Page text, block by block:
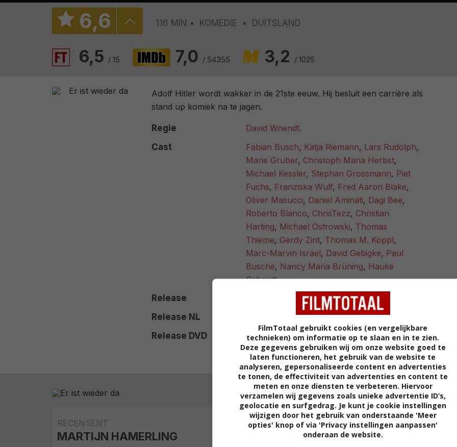
6,6 116 MIN KOMEDIE DUITSLAND
6,5 / 15 7,0 / 54355 3,2 / 1025
Adolf Hitler wordt wakker in de 21ste eeuw. Hij besluit een carrière als
stand up komiek na te jagen.
Regie David Wnendt.
Cast
Fabian Busch, Katja Riemann, Lars Rudolph,
Marie Gruber, Christoph Maria Herbst,
Michael Kessler, Stephan Grossmann, Piet
Fuchs, Franziska Wulf, Fred Aaron Blake,
Oliver Masucci, Daniel Aminati, Dagi Bee,
Roberto Blanco, ChrisTezz, Christian
Harting, Michael Ostrowski, Thomas
Thieme, Gerdy Zint, Thomas M. Köppl,
Marc-Marvin Israel, David Gebigke, Paul
Busche, Nancy Maria Brüning, Hauke
Schmidt.
Release
Release NL
Release DVD
05.04.2016
RECENSENT
MARTIJN HAMERLING
Filmtotaal
Recensie
FilmTotaal gebruikt cookies (en vergelijkbare
technieken) om informatie op te slaan en in te zien.
Deze gegevens gebruiken wij om onze website goed te
laten functioneren, het gebruik van de website te
analyseren, gepersonaliseerde content en advertenties
te tonen, de effectiviteit van advertenties en content te
meten en onze diensten te verbeteren. Hiervoor
verzamelen wij gegevens zoals unieke advertentie ID’s,
geolocatie en surfgedrag. Je kunt je cookie instellingen
wijzigen door het gebruik van onderstaande 'Meer
opties' knop of via 'Privacy instellingen aanpassen'
onderaan de website.